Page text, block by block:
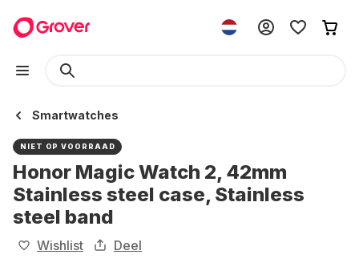
Smartwatches
NIET OP VOORRAAD
Honor Magic Watch 2, 42mm
Stainless steel case, Stainless
steel band
Wishlist Deel